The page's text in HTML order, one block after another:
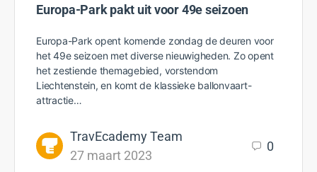
Europa-Park pakt uit voor 49e seizoen
Europa-Park opent komende zondag de deuren voor
het 49e seizoen met diverse nieuwigheden. Zo opent
het zestiende themagebied, vorstendom
Liechtenstein, en komt de klassieke ballonvaart-
attractie…
TravEcademy Team
27 maart 2023
0